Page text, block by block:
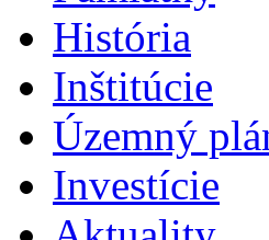
História
Inštitúcie
Územný
Investície